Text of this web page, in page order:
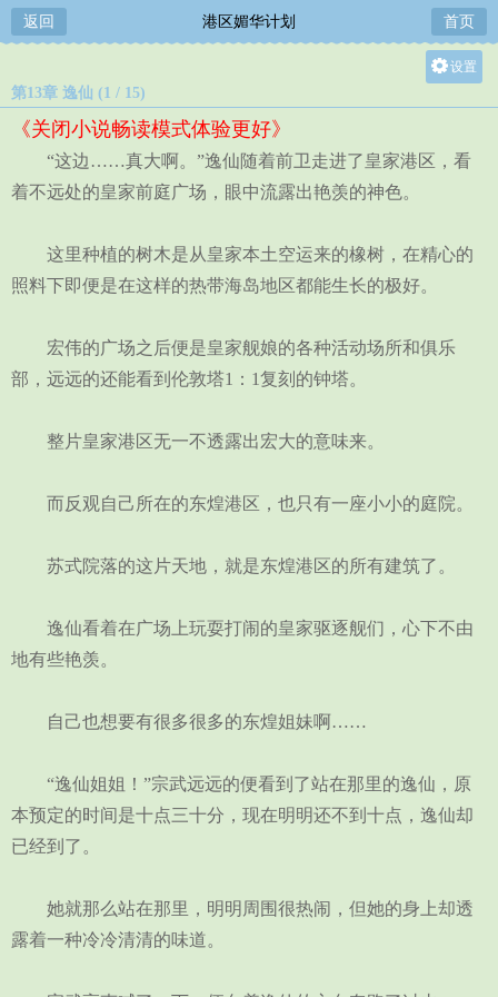
返回 港区媚华计划 首页
设置
中
第13章 逸仙 (1 / 15)
《关闭小说畅读模式体验更好》
“这边……真大啊。”逸仙随着前卫走进了皇家港区，看
着不远处的皇家前庭广场，眼中流露出艳羡的神色。
这里种植的树木是从皇家本土空运来的橡树，在精心的
照料下即便是在这样的热带海岛地区都能生长的极好。
宏伟的广场之后便是皇家舰娘的各种活动场所和俱乐
部，远远的还能看到伦敦塔1：1复刻的钟塔。
整片皇家港区无一不透露出宏大的意味来。
而反观自己所在的东煌港区，也只有一座小小的庭院。
苏式院落的这片天地，就是东煌港区的所有建筑了。
逸仙看着在广场上玩耍打闹的皇家驱逐舰们，心下不由
地有些艳羡。
自己也想要有很多很多的东煌姐妹啊……
“逸仙姐姐！”宗武远远的便看到了站在那里的逸仙，原
本预定的时间是十点三十分，现在明明还不到十点，逸仙却
已经到了。
她就那么站在那里，明明周围很热闹，但她的身上却透
露着一种冷冷清清的味道。